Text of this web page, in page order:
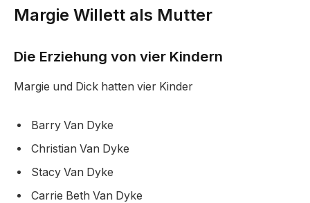
Margie Willett als Mutter
Die Erziehung von vier Kindern
Margie und Dick hatten vier Kinder
Barry Van Dyke
Christian Van Dyke
Stacy Van Dyke
Carrie Beth Van Dyke